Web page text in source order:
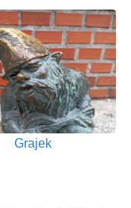
Grajek